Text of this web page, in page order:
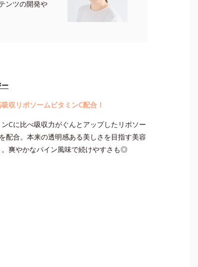
ンツの開発や
収リポソームビタミンC配合！
Cに比べ吸収力がぐんとアップしたリポソー
配合。本来の透明感ある美しさを目指す美容
爽やかなパイン風味で続けやすさも◎